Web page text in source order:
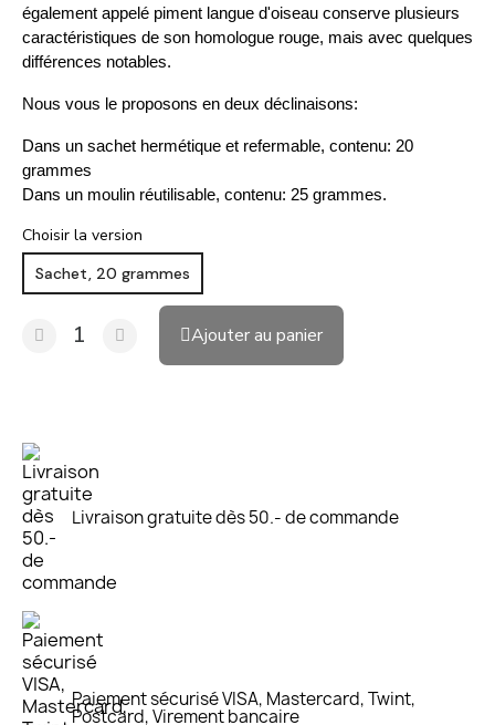
également appelé piment langue d'oiseau conserve plusieurs
caractéristiques de son homologue rouge, mais avec quelques
différences notables.
Nous vous le proposons en deux déclinaisons:
Dans un sachet hermétique et refermable, contenu: 20
grammes
Dans un moulin réutilisable, contenu: 25 grammes.
Choisir la version
Sachet, 20 grammes
Ajouter au panier
Livraison gratuite dès 50.- de commande
Paiement sécurisé VISA, Mastercard, Twint,
Postcard, Virement bancaire